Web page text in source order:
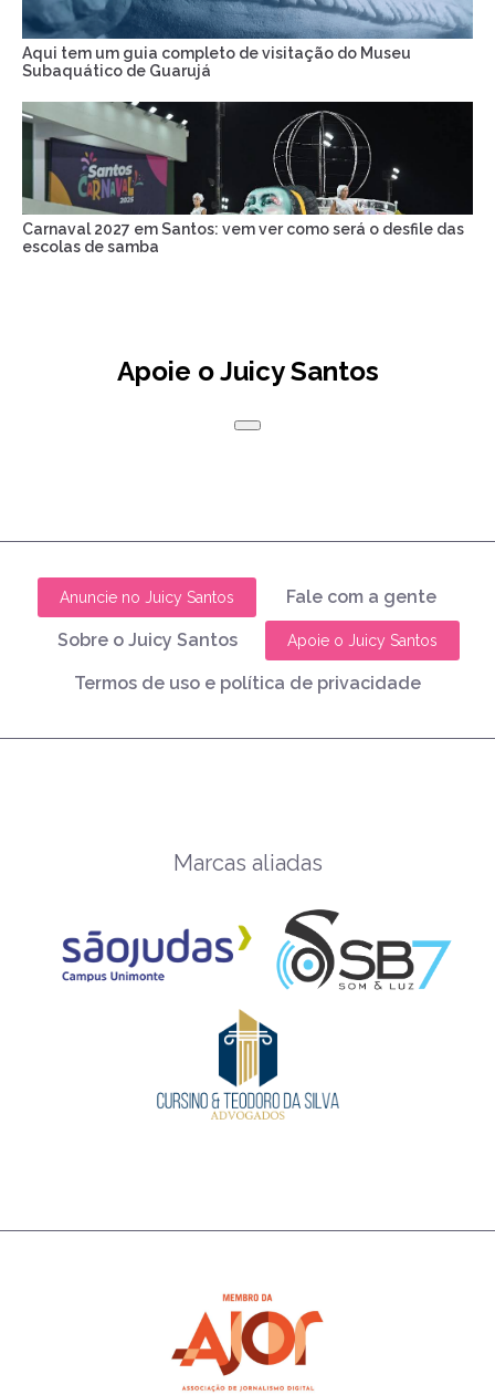
Aqui tem um guia completo de visitação do Museu
Subaquático de Guarujá
Carnaval 2027 em Santos: vem ver como será o desfile das
escolas de samba
Apoie o Juicy Santos
Anuncie no Juicy Santos Fale com a gente
Sobre o Juicy Santos Apoie o Juicy Santos
Termos de uso e política de privacidade
Marcas aliadas